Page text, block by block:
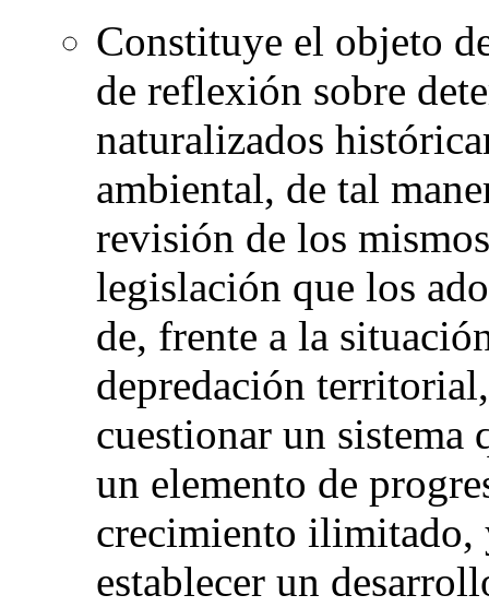
Constituye el objeto
de reflexión sobre
naturalizados
ambiental, de tal
revisión de los
legislación que los
de, frente a la
depredación
cuestionar un sistema
un elemento de
crecimiento ilimitado,
establecer un